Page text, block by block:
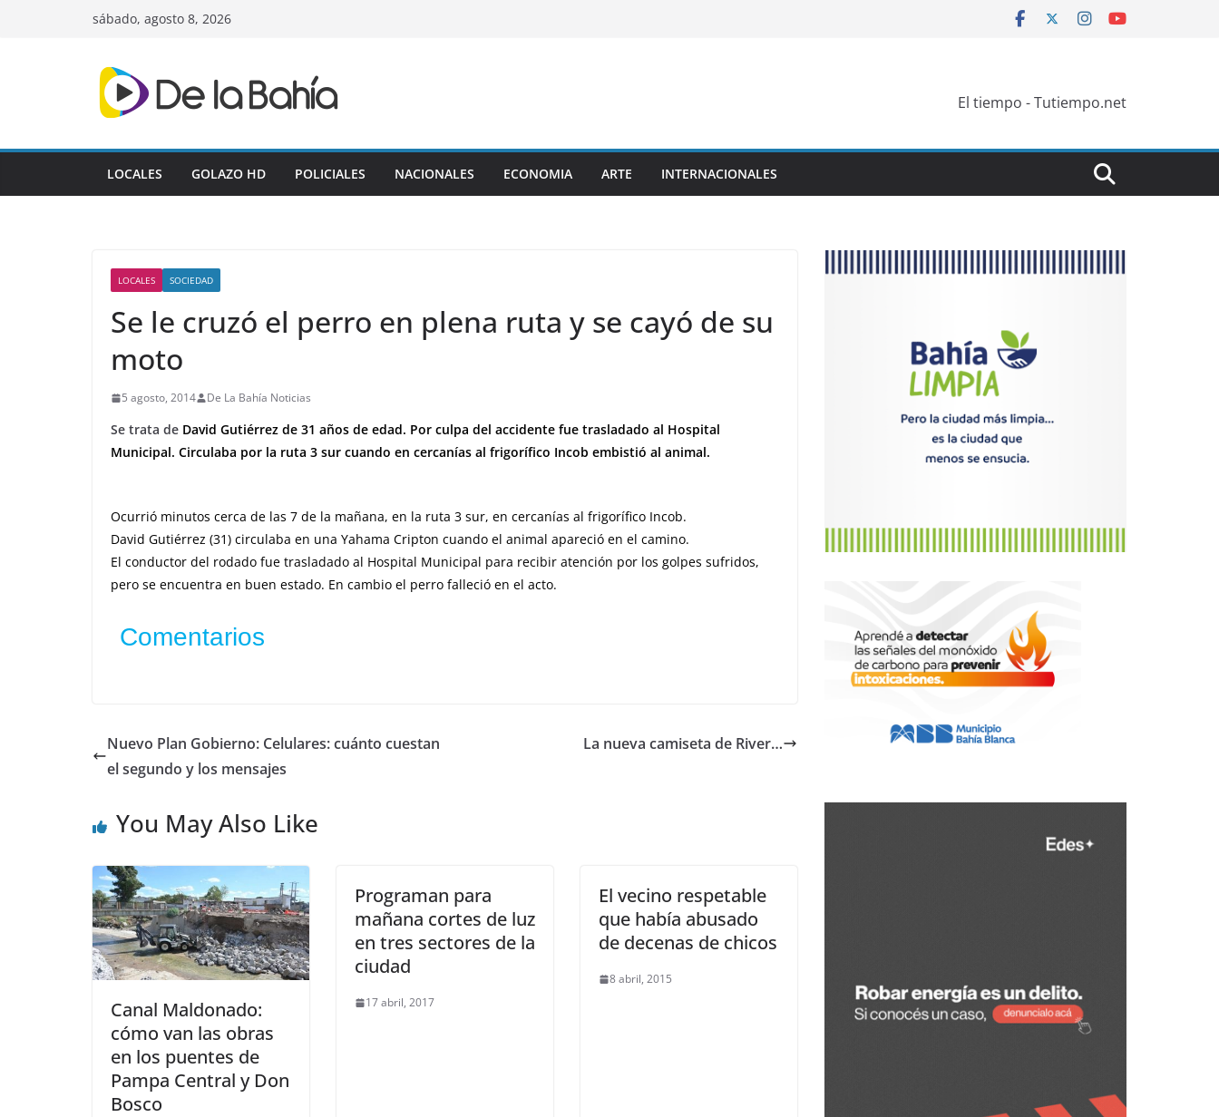
sábado, agosto 8, 2026
El tiempo - Tutiempo.net
LOCALES GOLAZO HD POLICIALES NACIONALES ECONOMIA ARTE INTERNACIONALES
LOCALES SOCIEDAD
Se le cruzó el perro en plena ruta y se cayó de su
moto
5 agosto, 2014 De La Bahía Noticias
Se trata de David Gutiérrez de 31 años de edad. Por culpa del accidente fue trasladado al Hospital
Municipal. Circulaba por la ruta 3 sur cuando en cercanías al frigorífico Incob embistió al animal.
Ocurrió minutos cerca de las 7 de la mañana, en la ruta 3 sur, en cercanías al frigorífico Incob.
David Gutiérrez (31) circulaba en una Yahama Cripton cuando el animal apareció en el camino.
El conductor del rodado fue trasladado al Hospital Municipal para recibir atención por los golpes sufridos,
pero se encuentra en buen estado. En cambio el perro falleció en el acto.
Comentarios
Nuevo Plan Gobierno: Celulares: cuánto cuestan
el segundo y los mensajes
La nueva camiseta de River…
You May Also Like
Canal Maldonado:
cómo van las obras
en los puentes de
Pampa Central y Don
Bosco
Programan para
mañana cortes de luz
en tres sectores de la
ciudad
17 abril, 2017
El vecino respetable
que había abusado
de decenas de chicos
8 abril, 2015